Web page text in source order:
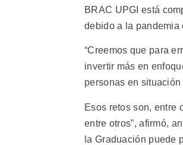
BRAC UPGI está
debido a la pandemia
“Creemos que para
invertir más en
personas en situación
Esos retos son, entre
entre otros”, afirmó,
la Graduación puede